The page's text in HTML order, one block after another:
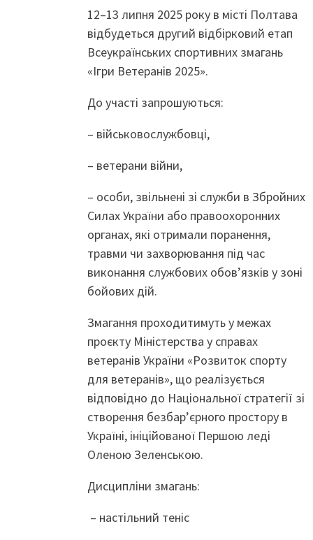
12–13 липня 2025 року в місті Полтава
відбудеться другий відбірковий етап
Всеукраїнських спортивних змагань
«Ігри Ветеранів 2025».
До участі запрошуються:
– військовослужбовці,
– ветерани війни,
– особи, звільнені зі служби в Збройних
Силах України або правоохоронних
органах, які отримали поранення,
травми чи захворювання під час
виконання службових обов’язків у зоні
бойових дій.
Змагання проходитимуть у межах
проєкту Міністерства у справах
ветеранів України «Розвиток спорту
для ветеранів», що реалізується
відповідно до Національної стратегії зі
створення безбар’єрного простору в
Україні, ініційованої Першою леді
Оленою Зеленською.
Дисципліни змагань:
– настільний теніс